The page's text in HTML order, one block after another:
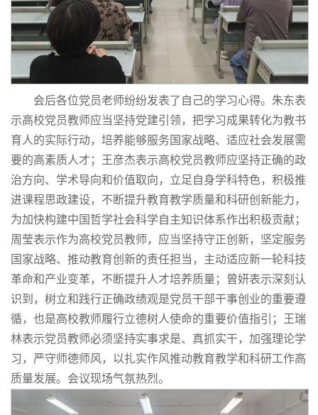
会后各位党员老师纷纷发表了自己的学习心得。朱东表
示高校党员教师应当坚持党建引领，把学习成果转化为教书
育人的实际行动，培养能够服务国家战略、适应社会发展需
要的高素质人才；王彦杰表示高校党员教师应坚持正确的政
治方向、学术导向和价值取向，立足自身学科特色，积极推
进课程思政建设，不断提升教育教学质量和科研创新能力，
为加快构建中国哲学社会科学自主知识体系作出积极贡献；
周莹表示作为高校党员教师，应当坚持守正创新，坚定服务
国家战略、推动教育创新的责任担当，主动适应新一轮科技
革命和产业变革，不断提升人才培养质量；曾妍表示深刻认
识到，树立和践行正确政绩观是党员干部干事创业的重要遵
循，也是高校教师履行立德树人使命的重要价值指引；王瑞
林表示党员教师必须坚持实事求是、真抓实干，加强理论学
习，严守师德师风，以扎实作风推动教育教学和科研工作高
质量发展。会议现场气氛热烈。